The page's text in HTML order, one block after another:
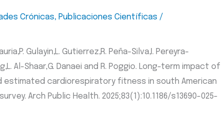
Crónicas, Publicaciones Científicas /
Gulayin,L. Gutierrez,R. Peña-Silva,I. Pereyra-
Al-Shaar,G. Danaei and R. Poggio. Long-term impact of
estimated cardiorespiratory fitness in south American
Arch Public Health. 2025;83(1):10.1186/s13690-025-